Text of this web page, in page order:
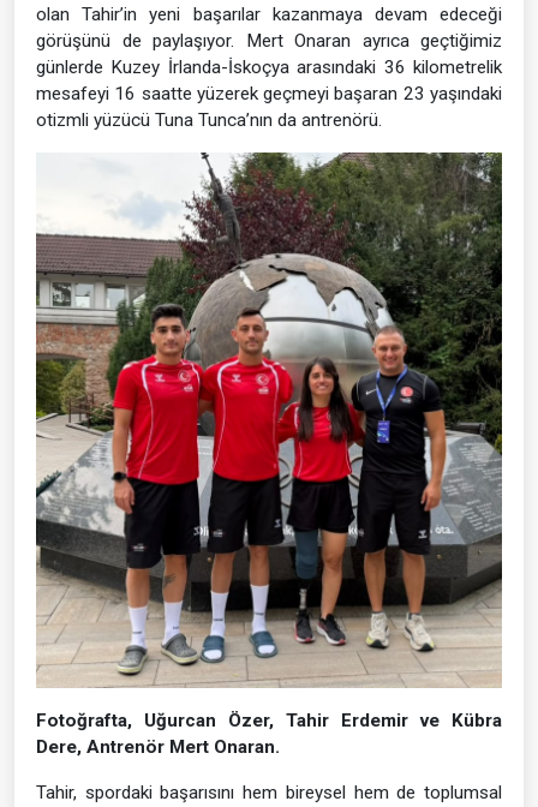
olan Tahir’in yeni başarılar kazanmaya devam edeceği
görüşünü de paylaşıyor. Mert Onaran ayrıca geçtiğimiz
günlerde Kuzey İrlanda-İskoçya arasındaki 36 kilometrelik
mesafeyi 16 saatte yüzerek geçmeyi başaran 23 yaşındaki
otizmli yüzücü Tuna Tunca’nın da antrenörü.
Fotoğrafta, Uğurcan Özer, Tahir Erdemir ve Kübra
Dere, Antrenör Mert Onaran.
Tahir, spordaki başarısını hem bireysel hem de toplumsal